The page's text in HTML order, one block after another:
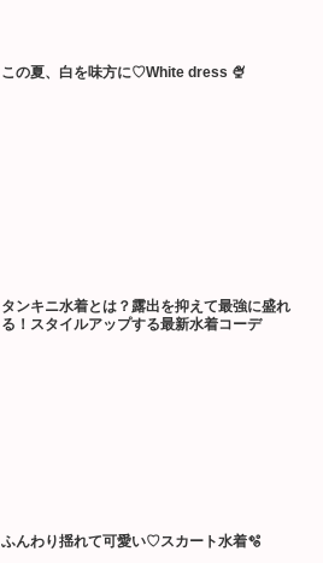
この夏、白を味方に♡White dress 🍨
タンキニ水着とは？露出を抑えて最強に盛れ
る！スタイルアップする最新水着コーデ
ふんわり揺れて可愛い♡スカート水着🫧